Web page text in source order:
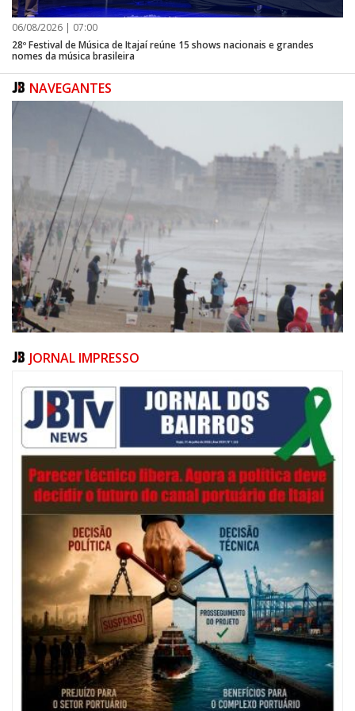
06/08/2026 | 07:00
28º Festival de Música de Itajaí reúne 15 shows nacionais e grandes
nomes da música brasileira
NAVEGANTES
06/08/2026 | 07:00
Festival de Pesca de Praia vai celebrar o aniversário de Navegantes
ITAJAÍ
JORNAL IMPRESSO